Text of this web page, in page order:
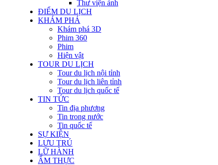
Thư viện ảnh
ĐIỂM DU LỊCH
KHÁM PHÁ
Khám phá 3D
Phim 360
Phim
Hiện vật
TOUR DU LỊCH
Tour du lịch nội tỉnh
Tour du lịch liên tỉnh
Tour du lịch quốc tế
TIN TỨC
Tin địa phương
Tin trong nước
Tin quốc tế
SỰ KIỆN
LƯU TRÚ
LỮ HÀNH
ẨM THỰC